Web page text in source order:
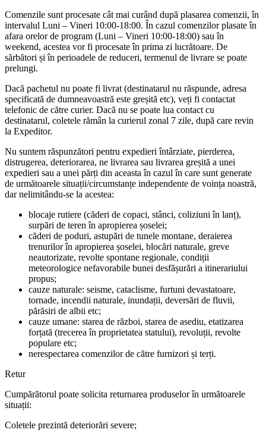
Comenzile sunt procesate cât mai curând după plasarea comenzii, în
intervalul Luni – Vineri 10:00-18:00. În cazul comenzilor plasate în
afara orelor de program (Luni – Vineri 10:00-18:00) sau în
weekend, acestea vor fi procesate în prima zi lucrătoare. De
sărbători și în perioadele de reduceri, termenul de livrare se poate
prelungi.
Dacă pachetul nu poate fi livrat (destinatarul nu răspunde, adresa
specificată de dumneavoastră este greșită etc), veți fi contactat
telefonic de către curier. Dacă nu se poate lua contact cu
destinatarul, coletele rămân la curierul zonal 7 zile, după care revin
la Expeditor.
Nu suntem răspunzători pentru expedieri întârziate, pierderea,
distrugerea, deteriorarea, ne livrarea sau livrarea greșită a unei
expedieri sau a unei părți din aceasta în cazul în care sunt generate
de următoarele situații/circumstanțe independente de voința noastră,
dar nelimitându-se la acestea:
blocaje rutiere (căderi de copaci, stânci, coliziuni în lanț),
surpări de teren în apropierea șoselei;
căderi de poduri, astupări de tunele montane, deraierea
trenurilor în apropierea șoselei, blocări naturale, greve
neautorizate, revolte spontane regionale, condiții
meteorologice nefavorabile bunei desfășurări a itinerariului
propus;
cauze naturale: seisme, cataclisme, furtuni devastatoare,
tornade, incendii naturale, inundații, deversări de fluvii,
părăsiri de albii etc;
cauze umane: starea de război, starea de asediu, etatizarea
forțată (trecerea în proprietatea statului), revoluții, revolte
populare etc;
nerespectarea comenzilor de către furnizori și terți.
Retur
Cumpărătorul poate solicita returnarea produselor în următoarele
situații:
Coletele prezintă deteriorări severe;